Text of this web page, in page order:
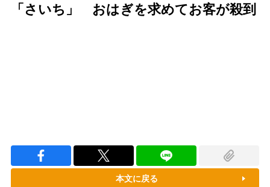
「さいち」 おはぎを求めてお客が殺到
本文に戻る